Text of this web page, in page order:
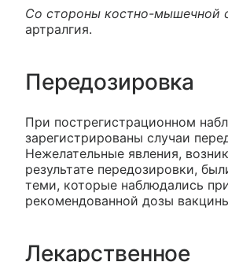
Со стороны костно-мышечной
артралгия.
Передозировка
При пострегистрационном
зарегистрированы случаи
Нежелательные явления,
результате передозировки,
теми, которые наблюдались
рекомендованной дозы
Лекарственное